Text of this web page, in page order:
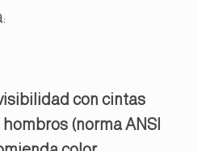
con cintas
(norma ANSI